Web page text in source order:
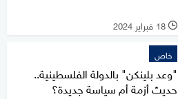
l 18 فبراير 2024
خاص
"وعد بلينكن" بالدولة الفلسطينية..
حديث أزمة أم سياسة جديدة؟